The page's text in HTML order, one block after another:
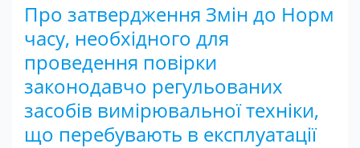
Про затвердження Змін до Норм
часу, необхідного для
проведення повірки
законодавчо регульованих
засобів вимірювальної техніки,
що перебувають в експлуатації